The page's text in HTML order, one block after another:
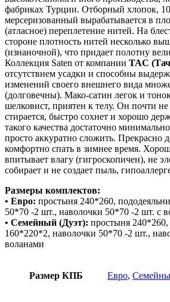
фабриках Турции. Отборный хлопок,
мерсеризованный вырабатывается в
(атласное) переплетение нитей. На
стороне плотность нитей несколько
(изнаночной), что придает полотну
Коллекция Saten от компании TAC
отсутствием усадки и способны
изменений своего внешнего вида
(долговечны). Мако-сатин легок и
шелковист, приятен к телу. Он почти не
стирается, быстро сохнет и хорошо
такого качества достаточно
просто аккуратно сложить. Прекрасно
комфортно спать в зимнее время.
впитывает влагу (гигроскопичен), не
собирает и не создает пыль,
Размеры комплектов:
• Евро: простыня 240*260,
50*70 -2 шт., наволочки 50*70 -2 шт. с
• Семейный (Дуэт): простыня 240*260,
160*220*2, наволочки 50*70 -2 шт.,
воланами
Размер КПБ Евро,